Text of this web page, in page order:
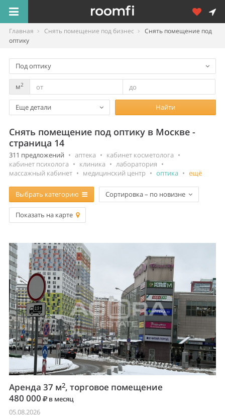
Главная Снять помещение под бизнес
Снять помещение под
оптику
Под оптику
м2
Еще детали Найти
Снять помещение под оптику в Москве -
страница 14
311 предложений • аптека • кабинет косметолога •
кабинет психолога • клиника • лаборатория •
массажный кабинет • медицинский центр • оптика • ещё
Выбрать категорию Сортировка – по новизне
Показать на карте
Аренда 37 м2, торговое помещение
480 000
в месяц
05.08.2026